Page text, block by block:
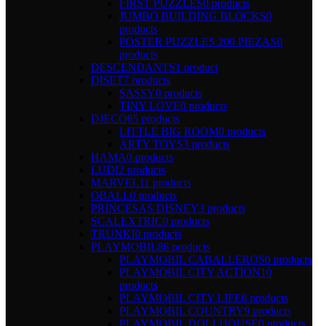
FIRST PUZZLES0 products
JUMBO BUILDING BLOCKS0
products
POSTER PUZZLES 200 PIEZAS0
products
DESCENDANTS1 product
DISET7 products
SASSY0 products
TINY LOVE0 products
DJECO65 products
LITTLE BIG ROOM0 products
ARTY TOYS3 products
HAMA0 products
LUDI2 products
MARVEL11 products
OBALL0 products
PRINCESAS DISNEY3 products
SCALEXTRIC0 products
TRUNKI0 products
PLAYMOBIL86 products
PLAYMOBIL CABALLEROS0 products
PLAYMOBIL CITY ACTION10
products
PLAYMOBIL CITY LIFE6 products
PLAYMOBIL COUNTRY9 products
PLAYMOBIL DOLLHOUSE0 products